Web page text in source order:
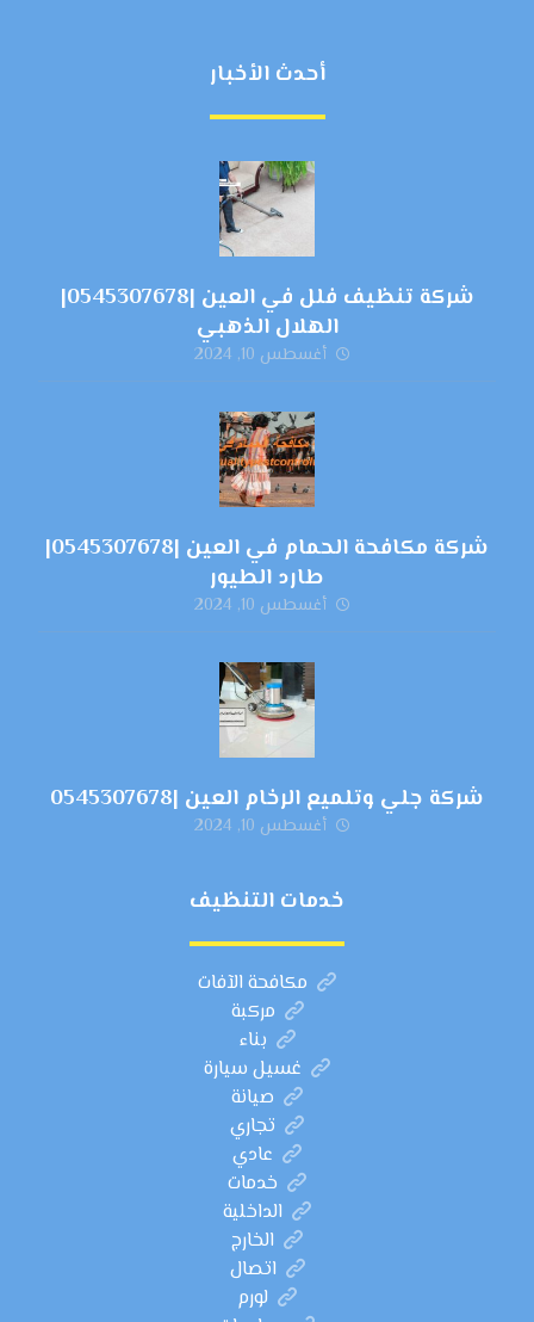
أحدث الأخبار
شركة تنظيف فلل في العين |0545307678|
الهلال الذهبي
أغسطس 10, 2024
شركة مكافحة الحمام في العين |0545307678|
طارد الطيور
أغسطس 10, 2024
شركة جلي وتلميع الرخام العين |0545307678
أغسطس 10, 2024
خدمات التنظيف
مكافحة الآفات
مركبة
بناء
غسيل سيارة
صيانة
تجاري
عادي
خدمات
الداخلية
الخارج
اتصال
لورم